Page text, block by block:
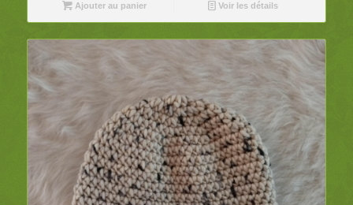
Ajouter au panier Voir les détails